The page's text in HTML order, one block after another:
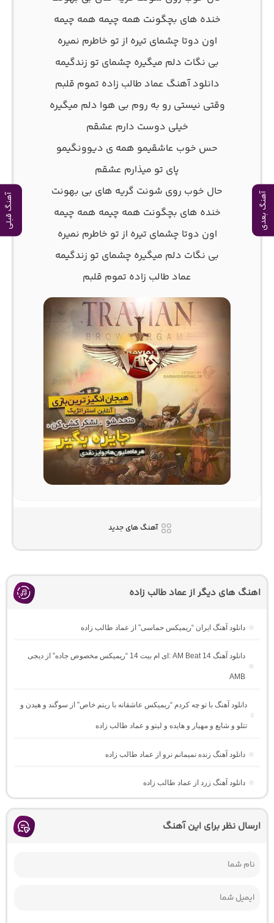
آهنگ بعدی آهنگ قبلی
خنده های بچگونت همه چیمه همه چیمه
اون دوتا چشمای تیره از تو خاطرم نمیره
بی نگات دلم میگیره چشمای تو زندگیمه
دانلود آهنگ عماد طالب زاده تموم قلبم
وقتی نیستی رو به روم بی هوا دلم میگیره
خیلی دوست دارم عشقم
حس خوب عاشقیمو همه ی دیوونگیمو
پای تو میذارم عشقم
حال خوب روی شونت گریه های بی بهونت
خنده های بچگونت همه چیمه همه چیمه
اون دوتا چشمای تیره از تو خاطرم نمیره
بی نگات دلم میگیره چشمای تو زندگیمه
عماد طالب زاده تموم قلبم
آهنگ های جدید
اهنگ های دیگر از عماد طالب زاده
دانلود آهنگ ایران “ریمیکس حماسی” از عماد طالب زاده
دانلود آهنگ AM Beat 14 :ای ام بیت 14 “ریمیکس مخصوص جاده” از دیجی
AMB
دانلود آهنگ با تو چه کردم “ریمیکس عاشقانه با ریتم خاص” از سوگند و هیدن و
تتلو و شایع و مهیار و هایده و لیتو و عماد طالب زاده
دانلود آهنگ زنده نمیمانم نرو از عماد طالب زاده
دانلود آهنگ زرد از عماد طالب زاده
ارسال نظر برای این آهنگ